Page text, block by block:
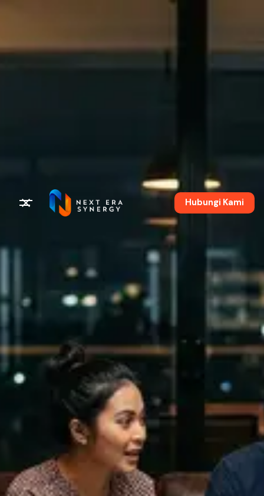
Hubungi Kami